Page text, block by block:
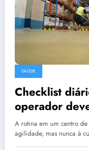
SAÚDE
Checklist
operador
iniciar o turno
A rotina em um centro
agilidade, mas nunca à